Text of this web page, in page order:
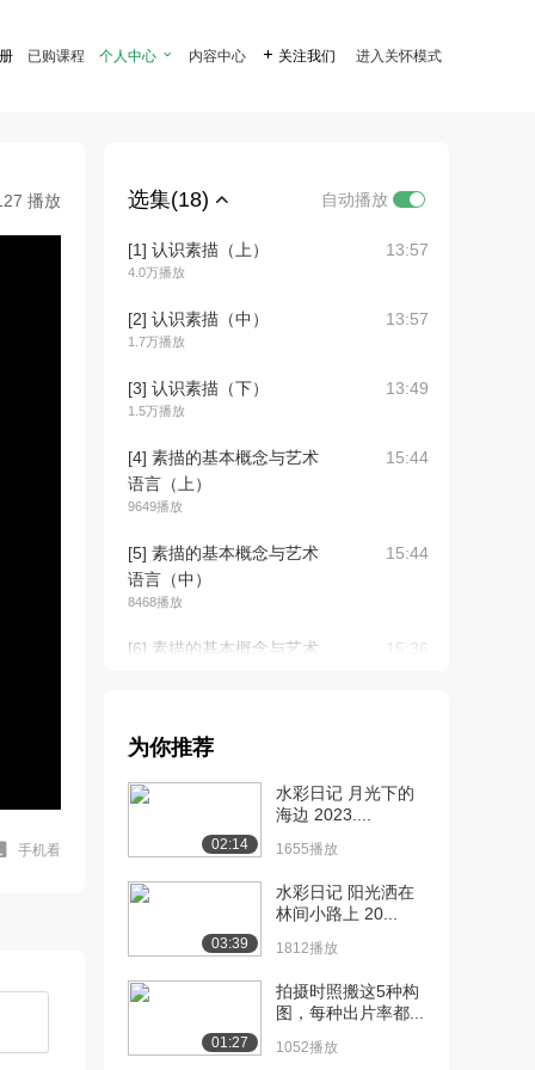
已购课程 个人中心  内容中心  关注我们 进入关怀模式
播放
手机看
选集(18) 自动播放
[1] 认识素描（上）
4.0万播放
13:57
[2] 认识素描（中）
1.7万播放
13:57
[3] 认识素描（下）
1.5万播放
13:49
[4] 素描的基本概念与艺术
语言（上）
9649播放
15:44
[5] 素描的基本概念与艺术
语言（中）
8468播放
15:44
[6] 素描的基本概念与艺术
15:36
[7] 素描教学的任务与目的
6860播放
[8] 素描教学的任务与目的
5192播放
[9] 素描教学的任务与目的
（下）
4215播放
[10] 素描的实践——头像
素描（上）
为你推荐
02:14
水彩日记 月光下的
海边 2023....
1655播放
03:39
水彩日记 阳光洒在
林间小路上 20...
1812播放
01:27
拍摄时照搬这5种构
图，每种出片率都...
1052播放